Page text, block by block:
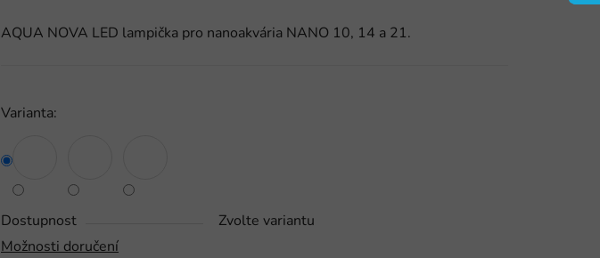
je
5
AQUA NOVA LED lampička pro nanoakvária NANO 10, 14 a 21.
Varianta:
Dostupnost
Zvolte variantu
Možnosti doručení